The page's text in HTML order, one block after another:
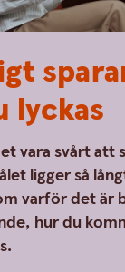
lyckas
vara svårt att
ligger så
varför det är
hur du